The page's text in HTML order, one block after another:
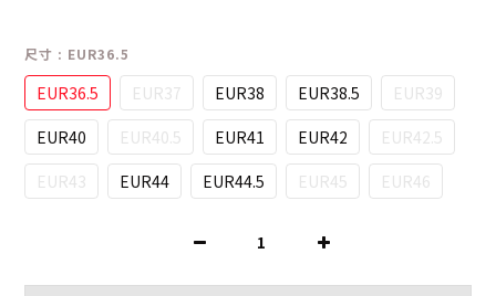
尺寸 : EUR36.5
EUR36.5 EUR37 EUR38 EUR38.5
EUR39
EUR40
EUR40.5 EUR41 EUR42
EUR42.5
EUR43
EUR44 EUR44.5 EUR45 EUR46